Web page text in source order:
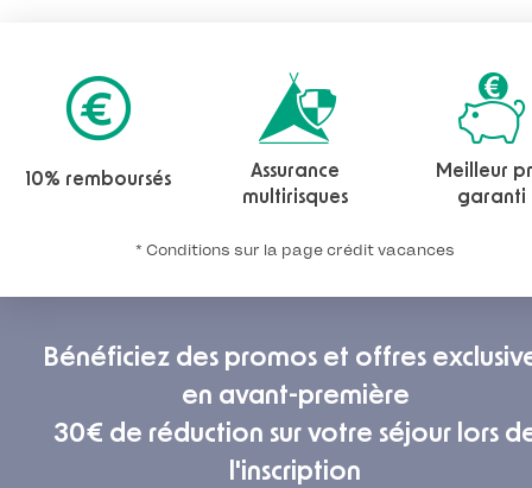
10% remboursés
Assurance
multirisques
Meilleur
garanti
* Conditions sur la page crédit vacances
Bénéficiez des promos et offres
en avant-première
30€ de réduction sur votre séjour lors
l'inscription